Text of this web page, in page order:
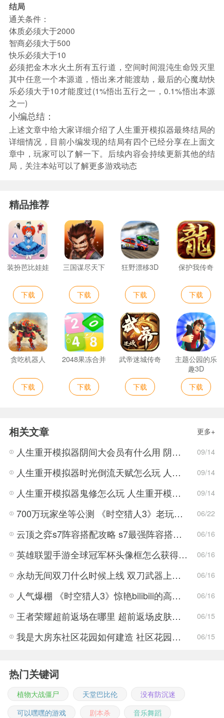
结局
通关条件：
体质必须大于2000
智商必须大于500
快乐必须大于10
必须把金木水火土所有五行道，空间时间混沌生命毁灭里
其中任意一个本源道，悟出来才能渡劫，最后的心魔劫快
乐必须大于10才能度过(1%悟出五行之一，0.1%悟出本源
之一)
小编总结：
上述文章中给大家详细介绍了人生重开模拟器最终结局的
详细情况，目前小编发现的结局有四个已经分享在上面文
章中，玩家可以了解一下。后续内容会持续更新其他的结
局，关注本站可以了解更多游戏动态
精品推荐
装扮芭比娃娃
下载
三国谋尽天下
下载
狂野漂移3D
下载
保护我传奇
下载
贪吃机器人
下载
2048果冻合并
下载
武帝迷城传奇
下载
主题公园的乐
趣3D
下载
相关文章 更多+
人生重开模拟器阴间大会员有什么用 阴间大会员作用介绍 09/14
人生重开模拟器时光倒流天赋怎么玩 人生重开模拟器时光倒流天赋作用 09/14
人生重开模拟器鬼修怎么玩 人生重开模拟器鬼修玩法攻略 09/14
700万玩家坐等公测 《时空猎人3》老玩家加速回归! 06/22
云顶之弈s7阵容搭配攻略 s7最强阵容搭配组成大全最新 06/16
英雄联盟手游全球冠军杯头像框怎么获得 LOL手游2022全球冠军杯头像框领取活动 06/16
永劫无间双刀什么时候上线 双刀武器上线时间说明与分享 06/16
人气爆棚 《时空猎人3》惊艳bilibili的高能游戏展发布会 06/16
王者荣耀超前返场在哪里 超前返场皮肤介绍与活动一览 06/15
我是大房东社区花园如何建造 社区花园建造有什么条件 06/15
热门关键词
植物大战僵尸 天堂巴比伦
没有防沉迷
可以嘿嘿的游戏
剧本杀 音乐舞蹈